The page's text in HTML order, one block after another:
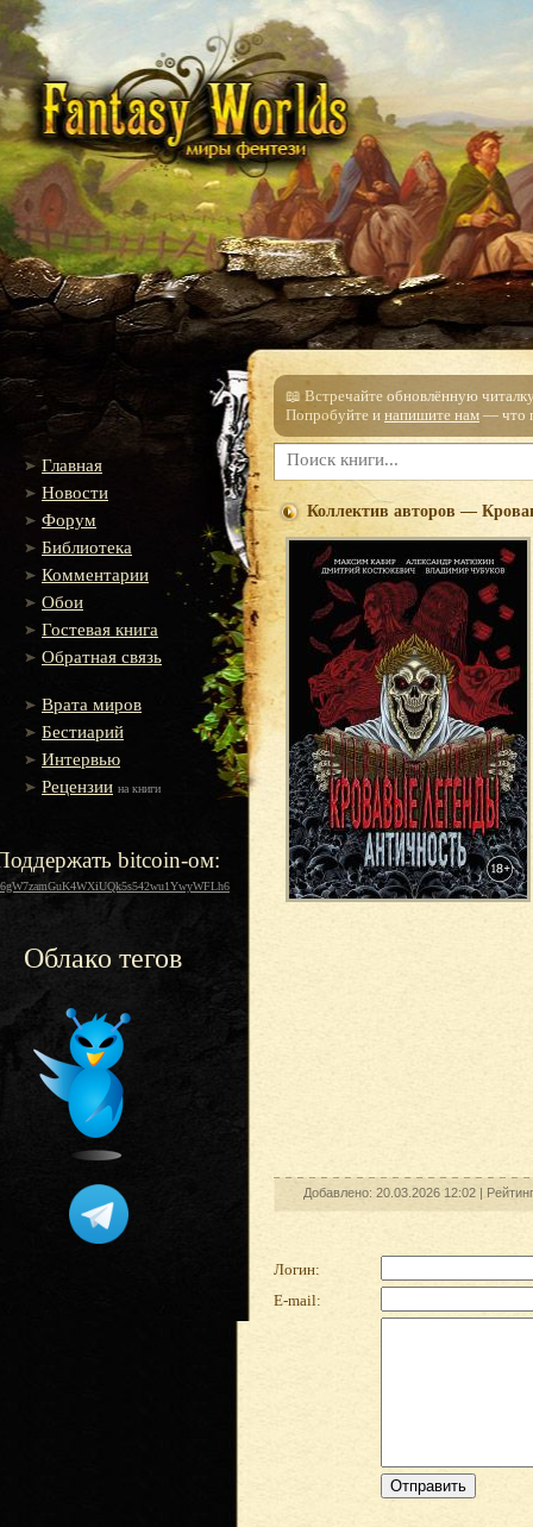
Главная
Новости
Форум
Библиотека
Комментарии
Обои
Гостевая книга
Обратная связь
Врата миров
Бестиарий
Интервью
Рецензии на книги
bitcoin-ом:
Облако тегов
📖 Встречайте обновлённую
Попробуйте и напишите нам — что
Коллектив авторов —
Добавлено: 20.03.2026 12:02 |
Логин:
E-mail: